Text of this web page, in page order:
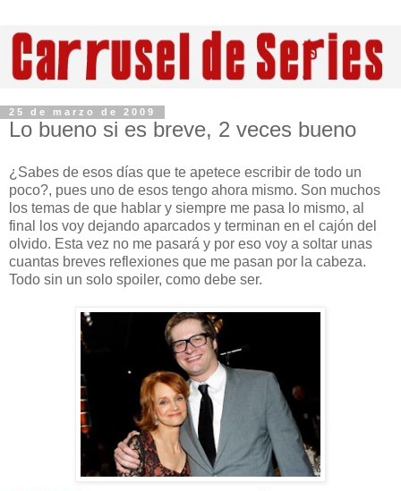
25 de marzo de 2009
Lo bueno si es breve, 2 veces bueno
¿Sabes de esos días que te apetece escribir de todo un
poco?, pues uno de esos tengo ahora mismo. Son muchos
los temas de que hablar y siempre me pasa lo mismo, al
final los voy dejando aparcados y terminan en el cajón del
olvido. Esta vez no me pasará y por eso voy a soltar unas
cuantas breves reflexiones que me pasan por la cabeza.
Todo sin un solo spoiler, como debe ser.